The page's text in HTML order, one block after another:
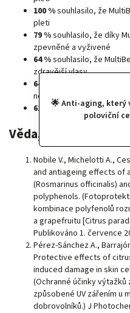
🌟 Anti-aging, který
poloviční
100 %souhlasilo, že
pleti
79 %souhlasilo, že díky
zpevněné a vyživené
64 %souhlasilo, že
zdravější vlasy
64 %
souhlasilo, že
nehtů
61 %
souhlasilo, že
Věda, která to
Nobile V., Michelotti A.,
and antiageing effects of
(Rosmarinus officinalis)
polyphenols.
kombinace polyfenolů
a grapefruitu [Citrus
Publikováno 1. července
Pérez-Sánchez A.,
Protective effects of
induced damage in skin
(Ochranné účinky
způsobené UV zářením u
dobrovolníků.) J